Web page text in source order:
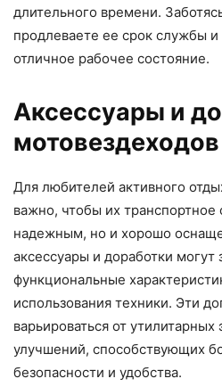
длительного времени.
продлеваете ее срок службы
отличное рабочее состояние.
Аксессуары и
мотовездеходов
Для любителей активного
важно, чтобы их транспортное
надежным, но и хорошо
аксессуары и доработки могут
функциональные
использования техники. Эти
варьироваться от
улучшений, способствующих
безопасности и удобства.